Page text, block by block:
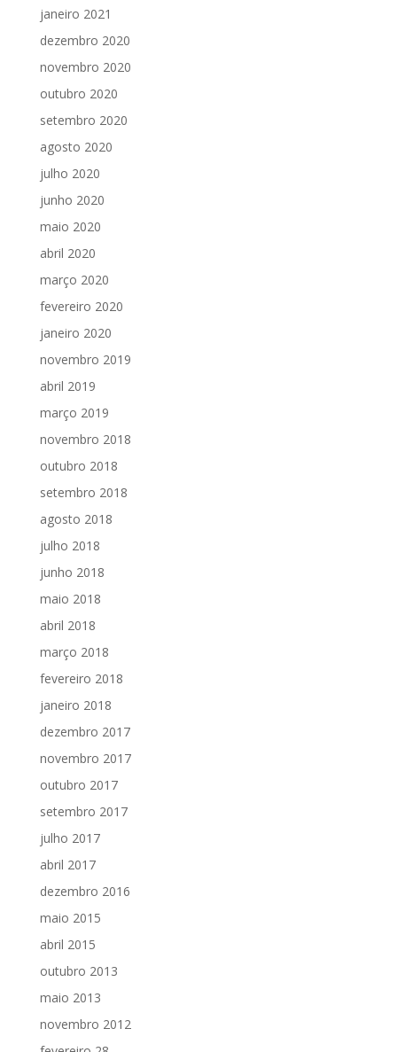
janeiro 2021
dezembro 2020
novembro 2020
outubro 2020
setembro 2020
agosto 2020
julho 2020
junho 2020
maio 2020
abril 2020
março 2020
fevereiro 2020
janeiro 2020
novembro 2019
abril 2019
março 2019
novembro 2018
outubro 2018
setembro 2018
agosto 2018
julho 2018
junho 2018
maio 2018
abril 2018
março 2018
fevereiro 2018
janeiro 2018
dezembro 2017
novembro 2017
outubro 2017
setembro 2017
julho 2017
abril 2017
dezembro 2016
maio 2015
abril 2015
outubro 2013
maio 2013
novembro 2012